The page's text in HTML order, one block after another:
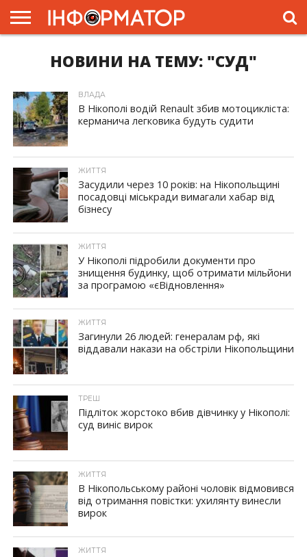
ГОЛОВНА
ЖИТТЯ
ВЛАДА
ГРОШІ
ТРЕШ
ПРЕС-
РЕЛІЗИ
РЕКЛАМА
ПРОЕКТИНОВИНИ НА ТЕМУ: "СУД"
ID, "post_views_count", true); if ( $post_views >= 1) { ?>
ВЛАДА
В Нікополі водій Renault збив мотоцикліста:
керманича легковика будуть судити
ID, "post_views_count", true); if ( $post_views >= 1) { ?>
ЖИТТЯ
Засудили через 10 років: на Нікопольщині
посадовці міськради вимагали хабар від
бізнесу
ID, "post_views_count", true); if ( $post_views >= 1) { ?>
ЖИТТЯ
У Нікополі підробили документи про
знищення будинку, щоб отримати мільйони
за програмою «єВідновлення»
ID, "post_views_count", true); if ( $post_views >= 1) { ?>
ЖИТТЯ
Загинули 26 людей: генералам рф, які
віддавали накази на обстріли Нікопольщини
ID, "post_views_count", true); if ( $post_views >= 1) { ?>
ТРЕШ
Підліток жорстоко вбив дівчинку у Нікополі:
суд виніс вирок
ID, "post_views_count", true); if ( $post_views >= 1) { ?>
ЖИТТЯ
В Нікопольському районі чоловік відмовився
від отримання повістки: ухилянту винесли
вирок
ЖИТТЯ